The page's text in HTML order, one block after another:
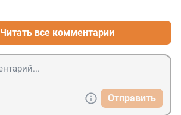
Читать все комментарии
Отправить